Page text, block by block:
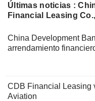
Últimas noticias :
Financial Leasing
China Development
arrendamiento
CDB Financial Leasing
Aviation